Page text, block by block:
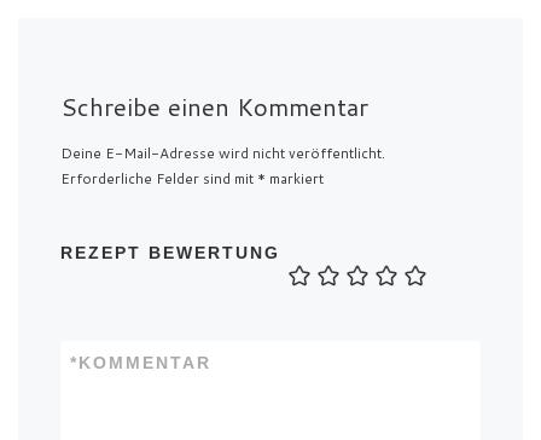
Schreibe einen Kommentar
Deine E-Mail-Adresse wird nicht veröffentlicht.
Erforderliche Felder sind mit * markiert
REZEPT BEWERTUNG
KOMMENTAR
*